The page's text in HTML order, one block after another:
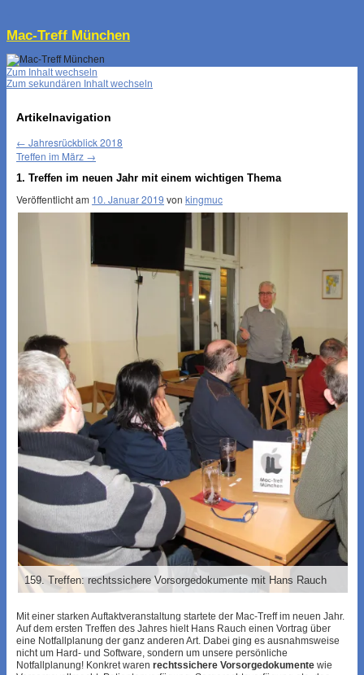
Mac-Treff München
Zum Inhalt wechseln
Zum sekundären Inhalt wechseln
Artikelnavigation
← Jahresrückblick 2018
Treffen im März →
1. Treffen im neuen Jahr mit einem wichtigen Thema
Veröffentlicht am 10. Januar 2019 von kingmuc
159. Treffen: rechtssichere Vorsorgedokumente mit Hans Rauch
Mit einer starken Auftaktveranstaltung startete der Mac-Treff im neuen Jahr.
Auf dem ersten Treffen des Jahres hielt Hans Rauch einen Vortrag über
eine Notfallplanung der ganz anderen Art. Dabei ging es ausnahmsweise
nicht um Hard- und Software, sondern um unsere persönliche
Notfallplanung! Konkret waren rechtssichere Vorsorgedokumente wie